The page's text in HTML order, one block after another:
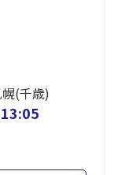
(千歳)
13:05